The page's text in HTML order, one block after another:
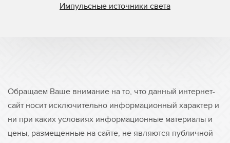
Импульсные источники света
Обращаем Ваше внимание на то, что данный интернет-
сайт носит исключительно информационный характер и
ни при каких условиях информационные материалы и
цены, размещенные на сайте, не являются публичной